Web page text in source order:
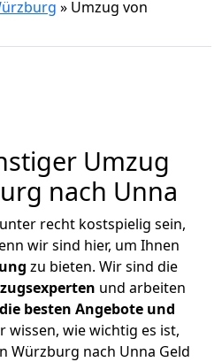
» Umzug von
Umzug
nach Unna
recht kostspielig sein,
wir sind hier, um Ihnen
zu bieten. Wir sind die
und arbeiten
die besten Angebote und
wissen, wie wichtig es ist,
Würzburg nach Unna Geld